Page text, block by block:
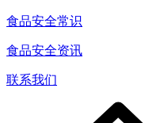
食品安全常识
食品安全资讯
联系我们